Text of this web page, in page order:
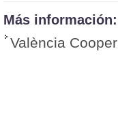
Más información:
València